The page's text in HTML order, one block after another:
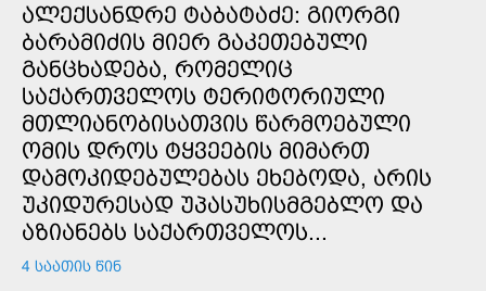
ᲐᲚᲔᲥᲡᲐᲜᲓᲠᲔ ᲢᲐᲑᲐᲢᲐᲫᲔ: ᲒᲘᲝᲠᲒᲘ
ᲑᲐᲠᲐᲛᲘᲫᲘᲡ ᲛᲘᲔᲠ ᲒᲐᲙᲔᲗᲔᲑᲣᲚᲘ
ᲒᲐᲜᲪᲮᲐᲓᲔᲑᲐ, ᲠᲝᲛᲔᲚᲘᲪ
ᲡᲐᲥᲐᲠᲗᲕᲔᲚᲝᲡ ᲢᲔᲠᲘᲢᲝᲠᲘᲣᲚᲘ
ᲛᲗᲚᲘᲐᲜᲝᲑᲘᲡᲐᲗᲕᲘᲡ ᲬᲐᲠᲛᲝᲔᲑᲣᲚᲘ
ᲝᲛᲘᲡ ᲓᲠᲝᲡ ᲢᲧᲕᲔᲔᲑᲘᲡ ᲛᲘᲛᲐᲠᲗ
ᲓᲐᲛᲝᲙᲘᲓᲔᲑᲣᲚᲔᲑᲐᲡ ᲔᲮᲔᲑᲝᲓᲐ, ᲐᲠᲘᲡ
ᲣᲙᲘᲓᲣᲠᲔᲡᲐᲓ ᲣᲞᲐᲡᲣᲮᲘᲡᲛᲒᲔᲑᲚᲝ ᲓᲐ
ᲐᲖᲘᲐᲜᲔᲑᲡ ᲡᲐᲥᲐᲠᲗᲕᲔᲚᲝᲡ...
4 ᲡᲐᲐᲗᲘᲡ ᲬᲘᲜ